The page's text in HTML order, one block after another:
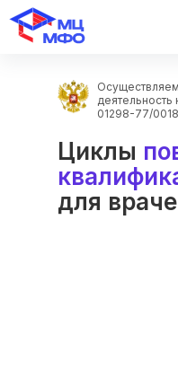
Циклы
для
01298-77/